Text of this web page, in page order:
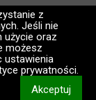
z
Jeśli nie
użycie oraz
możesz
ustawienia
prywatności.
Akceptuj